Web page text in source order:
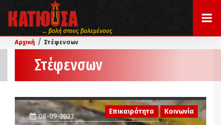
... βολή στους βολεμένους
Αρχική / Στέφενσων
Στέφενσων
Επικαιρότητα Κοινωνία
08-09-2023